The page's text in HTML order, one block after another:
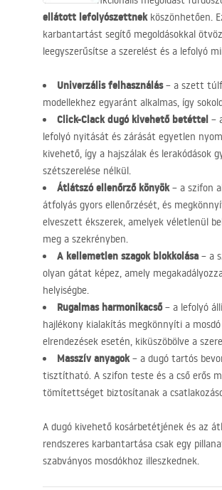
ellátott lefolyószettnekköszönhetően.
karbantartást segítő megoldásokkal
leegyszerűsítse a szerelést és a lefolyó
Univerzális felhasználás– a szett
modellekhez egyaránt alkalmas, így
Click-Clack dugó kivehető betéttel –
lefolyó nyitását és zárását egyetlen
kivehető, így a hajszálak és lerakódások
szétszerelése nélkül.
Átlátszó ellenőrző könyök– a szifon
átfolyás gyors ellenőrzését, és
elveszett ékszerek, amelyek véletlenül
meg a szekrényben.
A kellemetlen szagok blokkolása – a
olyan gátat képez, amely
helyiségbe.
Rugalmas harmonikacső– a lefolyó
hajlékony kialakítás megkönnyíti a
elrendezések esetén, kiküszöbölve a
Masszív anyagok– a dugó tartós
tisztítható. A szifon teste és a cső erős
tömítettséget biztosítanak a
A dugó kivehető kosárbetétjének és az
rendszeres karbantartása csak egy
szabványos mosdókhoz illeszkednek.